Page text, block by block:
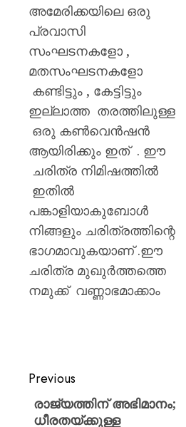
അമേരിക്കയിലെ ഒരു
പ്രവാസി
സംഘടനകളോ ,
മതസംഘടനകളോ
കണ്ടിട്ടും , കേട്ടിട്ടും
ഇല്ലാത്ത തരത്തിലുള്ള
ഒരു കൺവെൻഷൻ
ആയിരിക്കും ഇത് . ഈ
ചരിത്ര നിമിഷത്തിൽ
ഇതിൽ
പങ്കാളിയാകുബോൾ
നിങ്ങളും ചരിത്രത്തിന്റെ
ഭാഗമാവുകയാണ് .ഈ
ചരിത്ര മുഖുർത്തത്തെ
നമുക്ക് വണ്ണാഭമാക്കാം
Previous
രാജ്യത്തിന് അഭിമാനം;
ധീരതയ്ക്കുള്ള